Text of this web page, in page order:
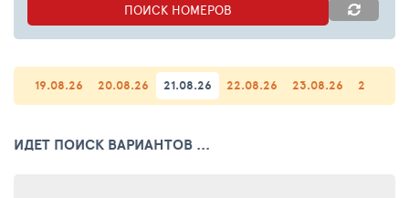
ПОИСК НОМЕРОВ
19.08.26 20.08.26 21.08.26 22.08.26 23.08.26 24.08.26
ИДЕТ ПОИСК ВАРИАНТОВ ...